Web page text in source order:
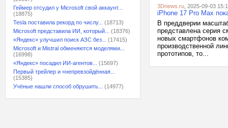
Геймер отсудил у Microsoft свой аккаунт...
(18875)
Tesla поставила рекорд по числу...
(18713)
Microsoft представила ИИ, который...
(18376)
«Яндекс» улучшил поиск АЗС без...
(17415)
Microsoft и Mistral обменяются моделями...
(16998)
«Яндекс» посадил ИИ-агентов...
(15697)
Первый трейлер и «непревзойдённая...
(15385)
Учёные нашли способ обрушить...
(14977)
3Dnews.ru , 2025-09-03
iPhone 17 Pro Max
В преддверии
представлена серия
новых смартфонов
производственной
прототипов, то...